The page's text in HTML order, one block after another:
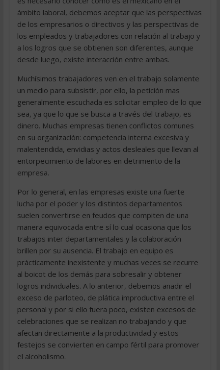
ámbito laboral, debemos aceptar que las perspectivas
de los empresarios o directivos y las perspectivas de
los empleados y trabajadores con relación al trabajo y
a los logros que se obtienen son diferentes, aunque
desde luego, existe interacción entre ambas.
Muchísimos trabajadores ven en el trabajo solamente
un medio para subsistir, por ello, la petición mas
generalmente escuchada es solicitar empleo de lo que
sea, ya que lo que se busca a través del trabajo, es
dinero. Muchas empresas tienen conflictos comunes
en su organización: competencia interna excesiva y
malentendida, envidias y actos desleales que llevan al
entorpecimiento de labores en detrimento de la
empresa.
Por lo general, en las empresas existe una fuerte
lucha por el poder y los distintos departamentos
suelen convertirse en feudos que compiten de una
manera equivocada entre sí lo cual ocasiona que los
trabajos inter departamentales y la colaboración
brillen por su ausencia. El trabajo en equipo es
prácticamente inexistente y muchas veces se recurre
al boicot de los demás para sobresalir y obtener
logros individuales. A lo anterior, debemos añadir el
exceso de parloteo, de plática improductiva entre el
personal y por si ello fuera poco, existen excesos de
celebraciones que se realizan no trabajando y que
afectan directamente a la productividad y estos
festejos se convierten en campo fértil para promover
el alcoholismo.